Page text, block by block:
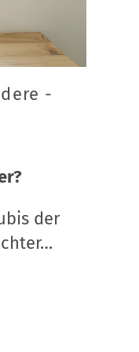
-
der